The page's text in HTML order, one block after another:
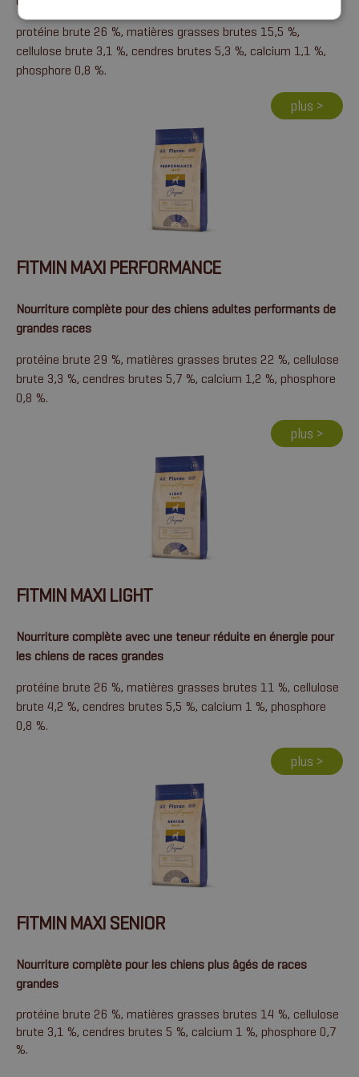
protéine brute 26 %, matières grasses brutes 15,5 %,
cellulose brute 3,1 %, cendres brutes 5,3 %, calcium 1,1 %,
phosphore 0,8 %.
plus >
FITMIN MAXI PERFORMANCE
Nourriture complète pour des chiens adultes performants de
grandes races
protéine brute 29 %, matières grasses brutes 22 %, cellulose
brute 3,3 %, cendres brutes 5,7 %, calcium 1,2 %, phosphore
0,8 %.
plus >
FITMIN MAXI LIGHT
Nourriture complète avec une teneur réduite en énergie pour
les chiens de races grandes
protéine brute 26 %, matières grasses brutes 11 %, cellulose
brute 4,2 %, cendres brutes 5,5 %, calcium 1 %, phosphore
0,8 %.
plus >
FITMIN MAXI SENIOR
Nourriture complète pour les chiens plus âgés de races
grandes
protéine brute 26 %, matières grasses brutes 14 %, cellulose
brute 3,1 %, cendres brutes 5 %, calcium 1 %, phosphore 0,7
%.